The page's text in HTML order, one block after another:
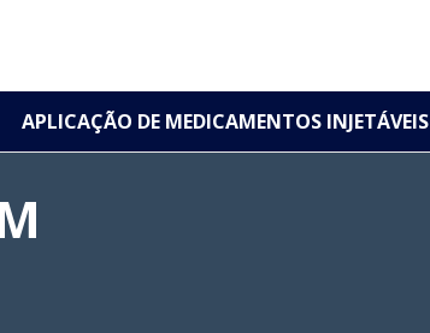
APLICAÇÃO DE MEDICAMENTOS INJETÁVEIS